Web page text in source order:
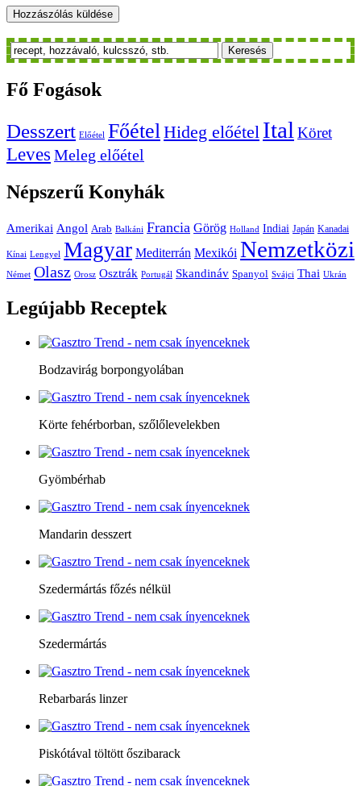
Keresés
Fő Fogások
Desszert Előétel FőételHideg előétel Ital Köret
Leves Meleg előétel
Népszerű Konyhák
Amerikai Angol Arab Balkáni Francia Görög Holland Indiai Japán Kanadai
Kínai Lengyel Magyar Mediterrán Mexikói Nemzetközi
Német Olasz Orosz Osztrák Portugál Skandináv Spanyol Svájci Thai Ukrán
Legújabb Receptek
Bodzavirág borpongyolában
Körte fehérborban, szőlőlevelekben
Gyömbérhab
Mandarin desszert
Szedermártás főzés nélkül
Szedermártás
Rebarbarás linzer
Piskótával töltött őszibarack